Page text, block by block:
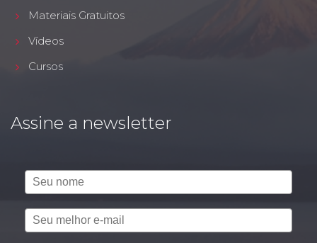
Materiais Gratuitos
Vídeos
Cursos
Assine a newsletter